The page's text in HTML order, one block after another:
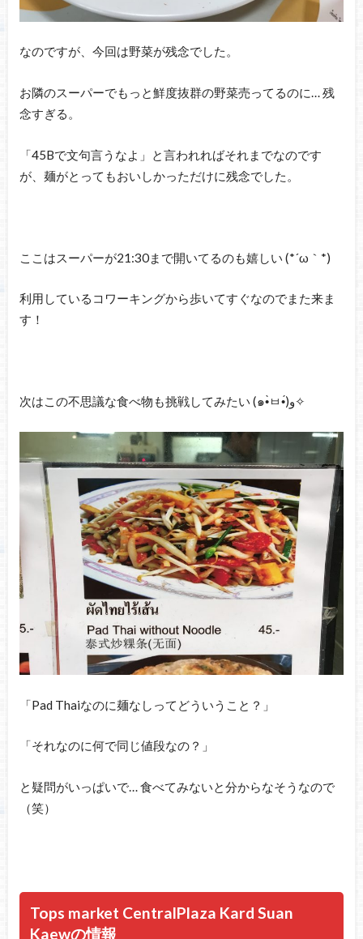
なのですが、今回は野菜が残念でした。
お隣のスーパーでもっと鮮度抜群の野菜売ってるのに… 残
念すぎる。
「45Bで文句言うなよ」と言われればそれまでなのです
が、麺がとってもおいしかっただけに残念でした。
ここはスーパーが21:30まで開いてるのも嬉しい (*´ω｀*)
利用しているコワーキングから歩いてすぐなのでまた来ま
す！
次はこの不思議な食べ物も挑戦してみたい (๑•̀ㅂ•́)و✧
「Pad Thaiなのに麺なしってどういうこと？」
「それなのに何で同じ値段なの？」
と疑問がいっぱいで… 食べてみないと分からなそうなので
（笑）
Tops market CentralPlaza Kard Suan
Kaewの情報